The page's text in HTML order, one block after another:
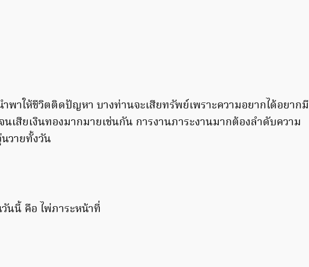
พาให้ชีวิตติดปัญหา บางท่านจะเสียทรัพย์เพราะความอยากได้อยากมี
เสียเงินทองมากมายเช่นกัน การงานภาระงานมากต้องลำดับความ
วายทั้งวัน
นนี้ คือ ไพ่ภาระหน้าที่